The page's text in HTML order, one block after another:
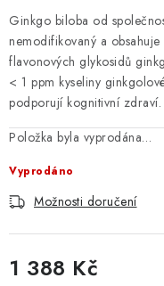
Ginkgo biloba od
nemodifikovaný a
flavonových glykosidů
< 1 ppm kyseliny
podporují kognitivní zdraví.
Položka byla vyprodána…
Vyprodáno
Možnosti doručení
1 388 Kč